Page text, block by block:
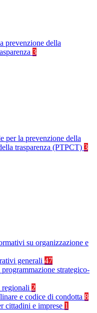
prevenzione della
3
per la prevenzione della
trasparenza (PTPCT) 3
su organizzazione e
generali 47
strategico-
regionali 2
e codice di condotta 8
cittadini e imprese 1